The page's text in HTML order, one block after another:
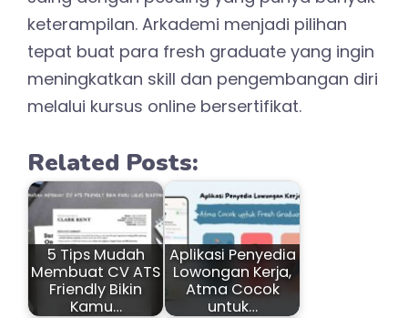
keterampilan. Arkademi menjadi pilihan
tepat buat para fresh graduate yang ingin
meningkatkan skill dan pengembangan diri
melalui kursus online bersertifikat.
Related Posts:
5 Tips Mudah
Membuat CV ATS
Friendly Bikin
Kamu…
Aplikasi Penyedia
Lowongan Kerja,
Atma Cocok
untuk…